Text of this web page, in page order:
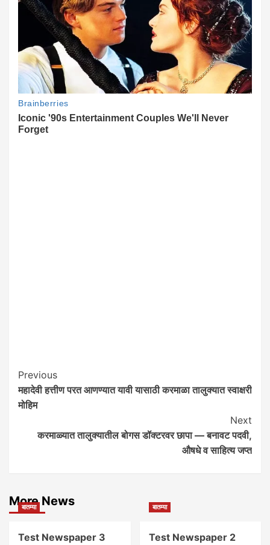
Post
Navigation
Previous
महादेवी हत्तीण परत आणण्यात यावी यासाठी करमाळा तालुक्यात स्वाक्षरी
मोहिम
Next
करमाळ्यात तालुक्यातील बोगस डॉक्टरवर छापा — बनावट पदवी,
औषधे व साहित्य जप्त
More News
बातम्या
Test Newspaper 3
बातम्या
Test Newspaper 2